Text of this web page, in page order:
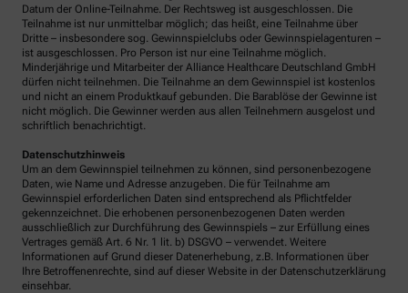
Datum der Online-Teilnahme. Der Rechtsweg ist ausgeschlossen. Die
Teilnahme ist nur unmittelbar möglich; das heißt, eine Teilnahme über
Dritte – insbesondere sog. Gewinnspielclubs oder Gewinnspielagenturen –
ist ausgeschlossen. Pro Person ist nur eine Teilnahme möglich.
Minderjährige und Mitarbeiter der Alliance Healthcare Deutschland GmbH
dürfen nicht teilnehmen. Die Teilnahme an dem Gewinnspiel ist kostenlos
und nicht an einem Produktkauf gebunden. Die Barablöse der Gewinne ist
nicht möglich. Die Gewinner werden aus allen Teilnehmern ausgelost und
schriftlich benachrichtigt.
Datenschutzhinweis
Um an dem Gewinnspiel teilnehmen zu können, sind personenbezogene
Daten, wie Name und Adresse anzugeben. Die für Teilnahme am
Gewinnspiel erforderlichen Daten sind entsprechend als Pflichtfelder
gekennzeichnet. Die erhobenen personenbezogenen Daten werden
ausschließlich zur Durchführung des Gewinnspiels – zur Erfüllung eines
Vertrages gemäß Art. 6 Nr. 1 lit. b) DSGVO – verwendet. Weitere
Informationen auf Grund dieser Datenerhebung, z.B. Informationen über
Ihre Betroffenenrechte, sind auf dieser Website in der Datenschutzerklärung
einsehbar.